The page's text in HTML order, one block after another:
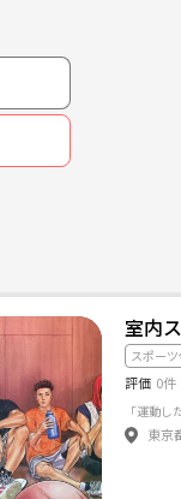
室内
スポー
評価 0件
東京